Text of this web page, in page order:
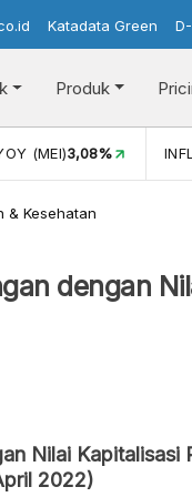
Katadata Green
Produk
(MEI)3,08%
& Kesehatan
dengan
Nilai Kapitalisasi
2022)